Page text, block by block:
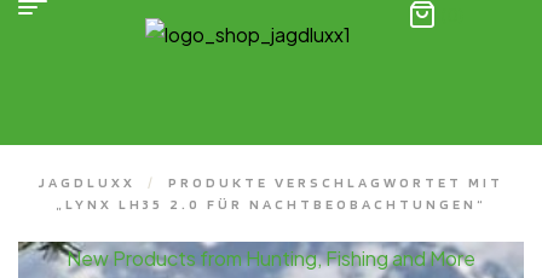
JAGDLUXX /
PRODUKTE VERSCHLAGWORTET MIT
„LYNX LH35 2.0 FÜR NACHTBEOBACHTUNGEN“
New Products from Hunting, Fishing and More